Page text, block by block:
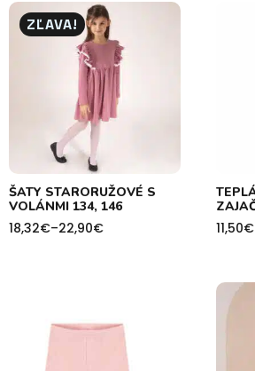
27,80€
ZĽAVA!
ŠATY STARORUŽOVÉ S
VOLÁNMI 134, 146
18,32€–22,90€
Price
11,50€
Price
14,70€